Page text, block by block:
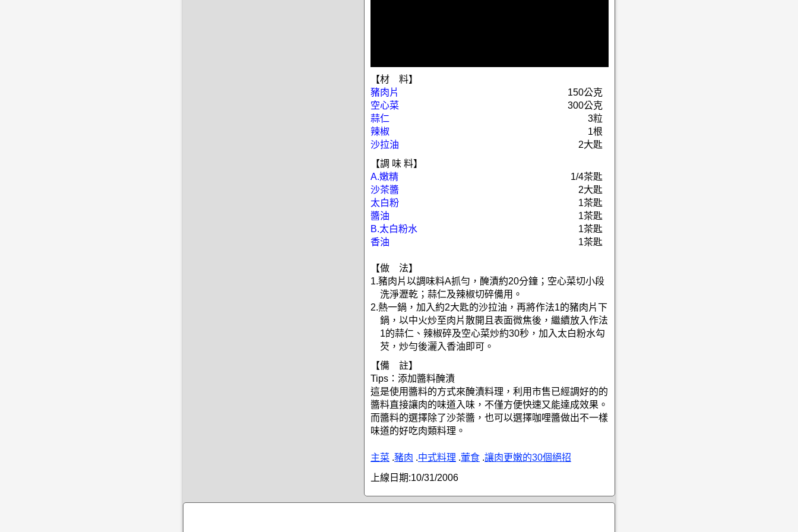
【材 料】
豬肉片
150公克
空心菜
300公克
蒜仁
3粒
辣椒
1根
沙拉油
2大匙
【調 味 料】
A.嫩精
1/4茶匙
沙茶醬
2大匙
太白粉
1茶匙
醬油
1茶匙
B.太白粉水
1茶匙
香油
1茶匙
【做 法】
1.豬肉片以調味料A抓勻，醃漬約20分鐘；空心菜切小段
洗淨瀝乾；蒜仁及辣椒切碎備用。
2.熱一鍋，加入約2大匙的沙拉油，再將作法1的豬肉片下
鍋，以中火炒至肉片散開且表面微焦後，繼續放入作法
1的蒜仁、辣椒碎及空心菜炒約30秒，加入太白粉水勾
芡，炒勻後灑入香油即可。
【備 註】
Tips：添加醬料醃漬
這是使用醬料的方式來醃漬料理，利用市售已經調好的的
醬料直接讓肉的味道入味，不僅方便快速又能達成效果。
而醬料的選擇除了沙茶醬，也可以選擇咖哩醬做出不一樣
味道的好吃肉類料理。
主菜 .豬肉 .中式料理 .葷食 .讓肉更嫩的30個絕招
上線日期:10/31/2006